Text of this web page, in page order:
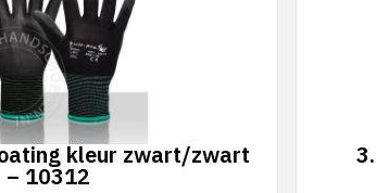
kleur zwart/zwart
– 10312
3.